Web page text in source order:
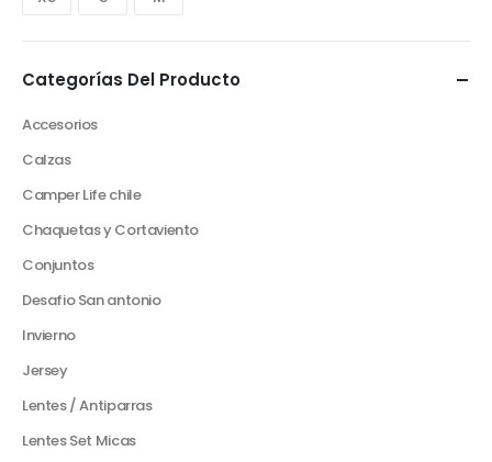
Categorías Del Producto
Accesorios
Calzas
Camper Life chile
Chaquetas y Cortaviento
Conjuntos
Desafio San antonio
Invierno
Jersey
Lentes / Antiparras
Lentes Set Micas